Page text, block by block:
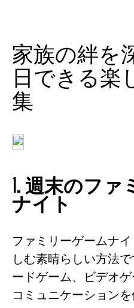
家族の絆を
日できる楽
集
1. 週末のファ
ナイト
ファミリーゲームナ
しむ素晴らしい方法
ードゲーム、ビデオゲ
コミュニケーションを